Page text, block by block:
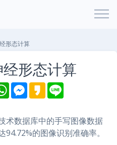
形态计算
形态计算
W
h
s
A
p
M
e
e
n
g
K
a
o
术数据库中的手写图像数据
的图像识别准确率。